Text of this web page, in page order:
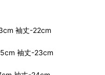
袖丈-22cm
袖丈-23cm